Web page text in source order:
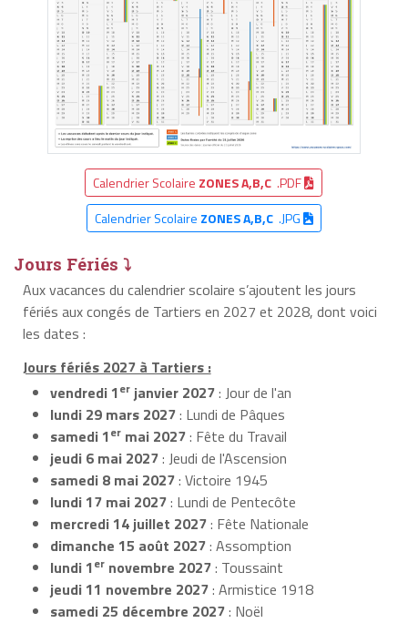
Calendrier Scolaire ZONES A,B,C .PDF
Calendrier Scolaire ZONES A,B,C.JPG
Jours Fériés ⤵
Aux vacances du calendrier scolaire s’ajoutent les jours
fériés aux congés de Tartiers en 2027 et 2028, dont voici
les dates :
Jours fériés 2027 à Tartiers :
vendredi 1er janvier 2027: Jour de l'an
lundi 29 mars 2027: Lundi de Pâques
samedi 1er mai 2027: Fête du Travail
jeudi 6 mai 2027: Jeudi de l'Ascension
samedi 8 mai 2027: Victoire 1945
lundi 17 mai 2027: Lundi de Pentecôte
mercredi 14 juillet 2027: Fête Nationale
dimanche 15 août 2027: Assomption
lundi 1er novembre 2027: Toussaint
jeudi 11 novembre 2027: Armistice 1918
samedi 25 décembre 2027: Noël